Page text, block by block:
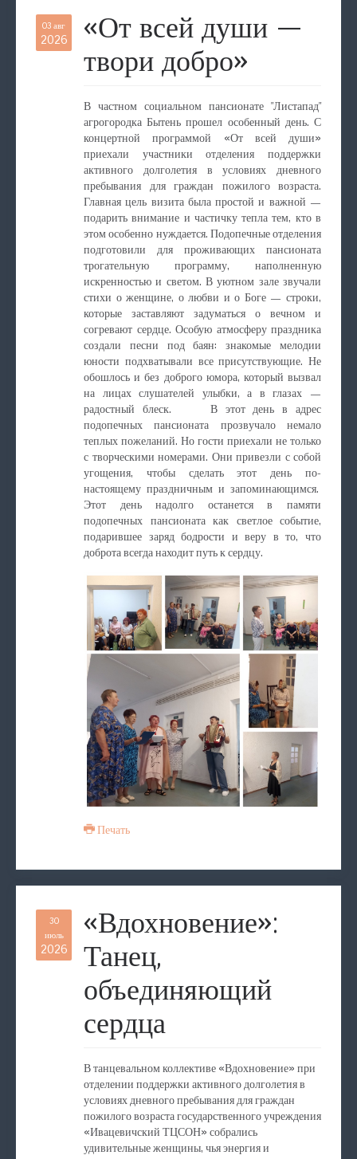
03 авг
2026 «От всей души —
твори добро»
В частном социальном пансионате "Листапад"
агрогородка Бытень прошел особенный день. С
концертной программой «От всей души»
приехали участники отделения поддержки
активного долголетия в условиях дневного
пребывания для граждан пожилого возраста.
Главная цель визита была простой и важной —
подарить внимание и частичку тепла тем, кто в
этом особенно нуждается. Подопечные отделения
подготовили для проживающих пансионата
трогательную программу, наполненную
искренностью и светом. В уютном зале звучали
стихи о женщине, о любви и о Боге — строки,
которые заставляют задуматься о вечном и
согревают сердце. Особую атмосферу праздника
создали песни под баян: знакомые мелодии
юности подхватывали все присутствующие. Не
обошлось и без доброго юмора, который вызвал
на лицах слушателей улыбки, а в глазах —
радостный блеск. В этот день в адрес
подопечных пансионата прозвучало немало
теплых пожеланий. Но гости приехали не только
с творческими номерами. Они привезли с собой
угощения, чтобы сделать этот день по-
настоящему праздничным и запоминающимся.
Этот день надолго останется в памяти
подопечных пансионата как светлое событие,
подарившее заряд бодрости и веру в то, что
доброта всегда находит путь к сердцу.
Печать
30
июль
2026
«Вдохновение»:
Танец,
объединяющий
сердца
В танцевальном коллективе «Вдохновение» при
отделении поддержки активного долголетия в
условиях дневного пребывания для граждан
пожилого возраста государственного учреждения
«Ивацевичский ТЦСОН» собрались
удивительные женщины, чья энергия и